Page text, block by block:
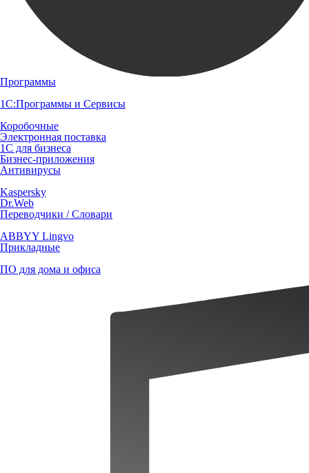
Программы
1С:Программы и Сервисы
Коробочные
Электронная поставка
1С для бизнеса
Бизнес-приложения
Антивирусы
Kaspersky
Dr.Web
Переводчики / Словари
ABBYY Lingvo
Прикладные
ПО для дома и офиса